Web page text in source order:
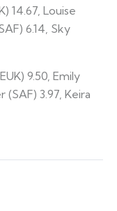
14.67, Louise
6.14, Sky
9.50, Emily
(SAF) 3.97, Keira